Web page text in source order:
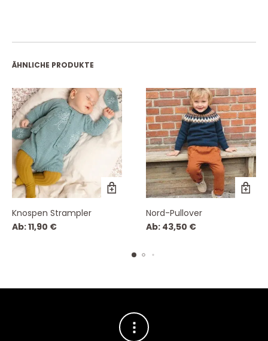
ÄHNLICHE PRODUKTE
Knospen Strampler
Ab:11,90 €
Nord-Pullover
Ab: 43,50 €